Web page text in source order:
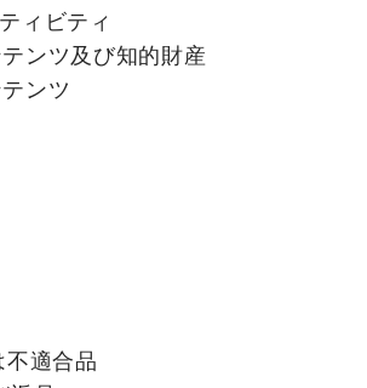
ィビティ
ンツ及び知的財産
ンツ
不適合品